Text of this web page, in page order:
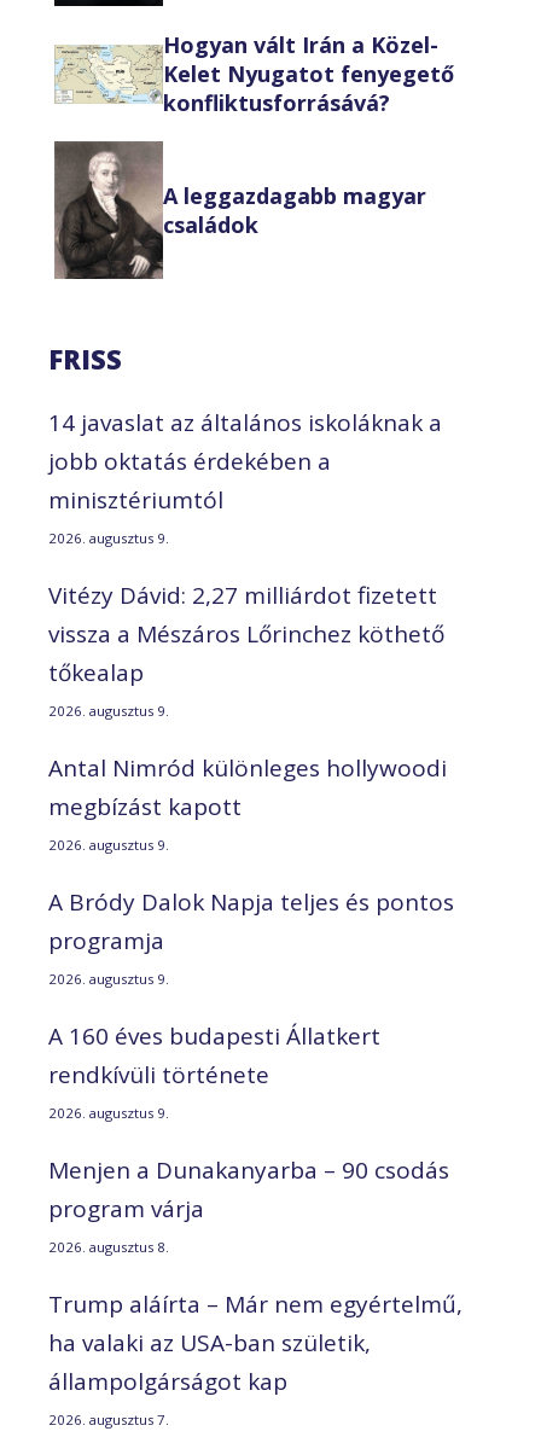
Hogyan vált Irán a Közel-
Kelet Nyugatot fenyegető
konfliktusforrásává?
A leggazdagabb magyar
családok
FRISS
14 javaslat az általános iskoláknak a
jobb oktatás érdekében a
minisztériumtól
2026. augusztus 9.
Vitézy Dávid: 2,27 milliárdot fizetett
vissza a Mészáros Lőrinchez köthető
tőkealap
2026. augusztus 9.
Antal Nimród különleges hollywoodi
megbízást kapott
2026. augusztus 9.
A Bródy Dalok Napja teljes és pontos
programja
2026. augusztus 9.
A 160 éves budapesti Állatkert
rendkívüli története
2026. augusztus 9.
Menjen a Dunakanyarba – 90 csodás
program várja
2026. augusztus 8.
Trump aláírta – Már nem egyértelmű,
ha valaki az USA-ban születik,
állampolgárságot kap
2026. augusztus 7.